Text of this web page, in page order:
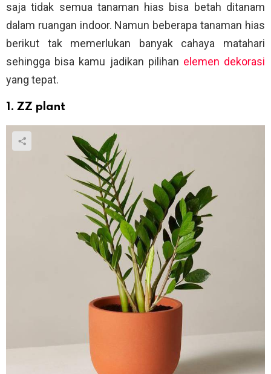
saja tidak semua tanaman hias bisa betah ditanam
dalam ruangan indoor. Namun beberapa tanaman hias
berikut tak memerlukan banyak cahaya matahari
sehingga bisa kamu jadikan pilihan elemen dekorasi
yang tepat.
1. ZZ plant